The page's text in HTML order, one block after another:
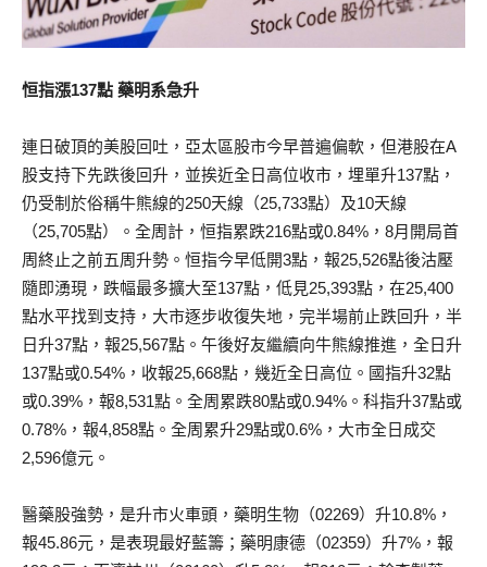
恒指漲137點 藥明系急升
連日破頂的美股回吐，亞太區股市今早普遍偏軟，但港股在A
股支持下先跌後回升，並挨近全日高位收市，埋單升137點，
仍受制於俗稱牛熊線的250天線（25,733點）及10天線
（25,705點）。全周計，恒指累跌216點或0.84%，8月開局首
周終止之前五周升勢。恒指今早低開3點，報25,526點後沽壓
隨即湧現，跌幅最多擴大至137點，低見25,393點，在25,400
點水平找到支持，大市逐步收復失地，完半場前止跌回升，半
日升37點，報25,567點。午後好友繼續向牛熊線推進，全日升
137點或0.54%，收報25,668點，幾近全日高位。國指升32點
或0.39%，報8,531點。全周累跌80點或0.94%。科指升37點或
0.78%，報4,858點。全周累升29點或0.6%，大市全日成交
2,596億元。
醫藥股強勢，是升市火車頭，藥明生物（02269）升10.8%，
報45.86元，是表現最好藍籌；藥明康德（02359）升7%，報